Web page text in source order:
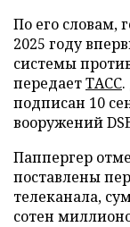
По его словам,
2025 году
системы
передаетТАСС
подписан 10
вооружений
Паппергер
поставлены
телеканала,
сотен